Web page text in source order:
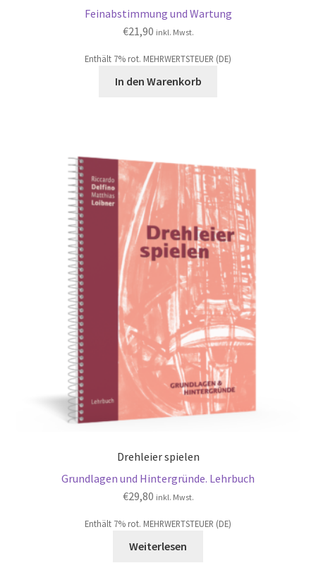
Feinabstimmung und Wartung
€21,90 inkl. Mwst.
Enthält 7% rot. MEHRWERTSTEUER (DE)
In den Warenkorb
Drehleier spielen
Grundlagen und Hintergründe. Lehrbuch
€29,80 inkl. Mwst.
Enthält 7% rot. MEHRWERTSTEUER (DE)
Weiterlesen